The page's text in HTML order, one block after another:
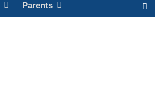
Parents